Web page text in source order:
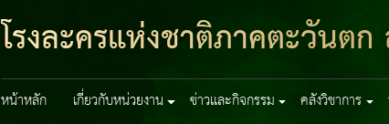
โรงละครแห่งชาติภาคตะวันต
หน้าหลัก เกี่ยวกับหน่วยงาน ข่าวและกิจกรรม คลังวิชาการ